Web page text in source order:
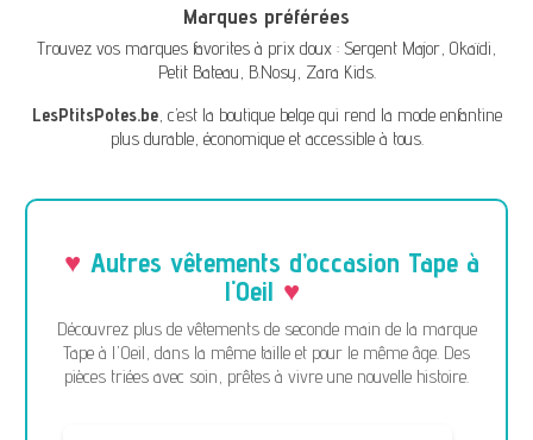
Marques préférées
Trouvez vos marques favorites à prix doux : Sergent Major, Okaïdi,
Petit Bateau, B.Nosy, Zara Kids.
LesPtitsPotes.be, c’est la boutique belge qui rend la mode enfantine
plus durable, économique et accessible à tous.
Autres vêtements d’occasion Tape à
l'Oeil
Découvrez plus de vêtements de seconde main de la marque
Tape à l'Oeil, dans la même taille et pour le même âge. Des
pièces triées avec soin, prêtes à vivre une nouvelle histoire.